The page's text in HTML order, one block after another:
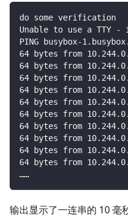
do some verification
Unable to use a
PING busybox-
64 bytes from
64 bytes from
64 bytes from
64 bytes from
64 bytes from
64 bytes from
64 bytes from
64 bytes from
64 bytes from
64 bytes from
……
输出显示了一连串的 10 毫